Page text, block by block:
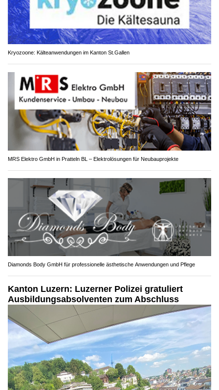
Kryozoone: Kälteanwendungen im Kanton St.Gallen
MRS Elektro GmbH in Pratteln BL – Elektrolösungen für Neubauprojekte
Diamonds Body GmbH für professionelle ästhetische Anwendungen und Pflege
Kanton Luzern: Luzerner Polizei gratuliert
Ausbildungsabsolventen zum Abschluss